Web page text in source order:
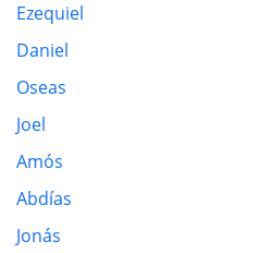
Ezequiel
Daniel
Oseas
Joel
Amós
Abdías
Jonás